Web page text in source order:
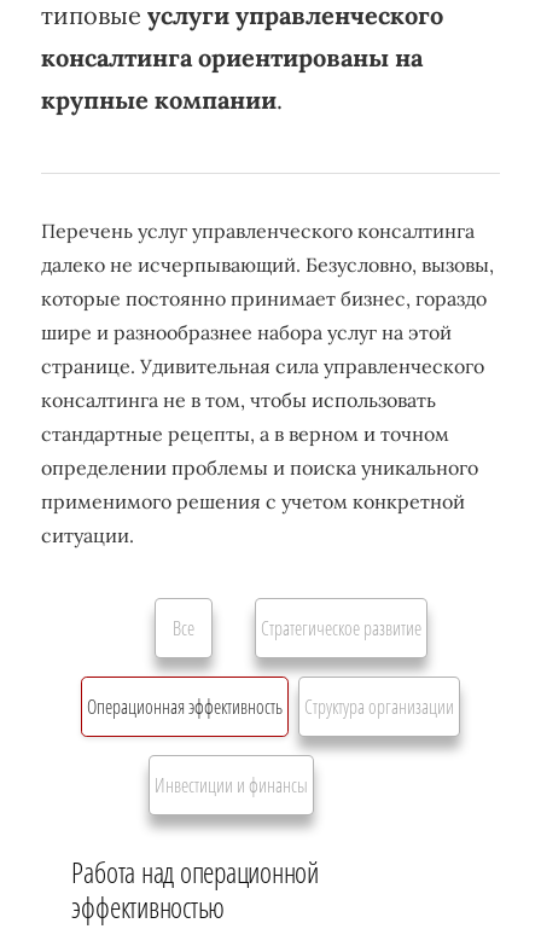
типовыеуслуги управленческого
консалтинга ориентированы на
крупные компании.
Перечень услуг управленческого консалтинга
далеко не исчерпывающий. Безусловно, вызовы,
которые постоянно принимает бизнес, гораздо
шире и разнообразнее набора услуг на этой
странице. Удивительная сила управленческого
консалтинга не в том, чтобы использовать
стандартные рецепты, а в верном и точном
определении проблемы и поиска уникального
применимого решения с учетом конкретной
ситуации.
Все Стратегическое развитие
Операционная эффективность Структура организации
Инвестиции и финансы
Работа над операционной
эффективностью